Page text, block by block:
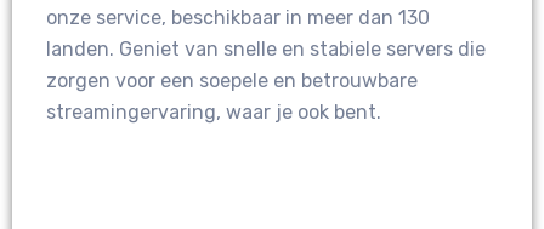
onze service, beschikbaar in meer dan 130
landen. Geniet van snelle en stabiele servers die
zorgen voor een soepele en betrouwbare
streamingervaring, waar je ook bent.